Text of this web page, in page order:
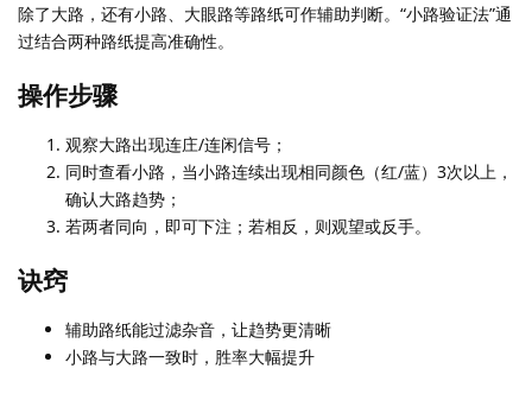
除了大路，还有小路、大眼路等路纸可作辅助判断。“小路验证法”通
过结合两种路纸提高准确性。
操作步骤
观察大路出现连庄/连闲信号；
同时查看小路，当小路连续出现相同颜色（红/蓝）3次以上，
确认大路趋势；
若两者同向，即可下注；若相反，则观望或反手。
诀窍
辅助路纸能过滤杂音，让趋势更清晰
小路与大路一致时，胜率大幅提升